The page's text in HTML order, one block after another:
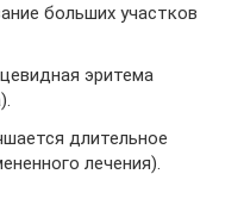
больших участков
эритема
длительное
лечения).